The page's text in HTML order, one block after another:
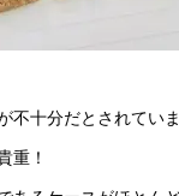
不十分だとされてい
重！